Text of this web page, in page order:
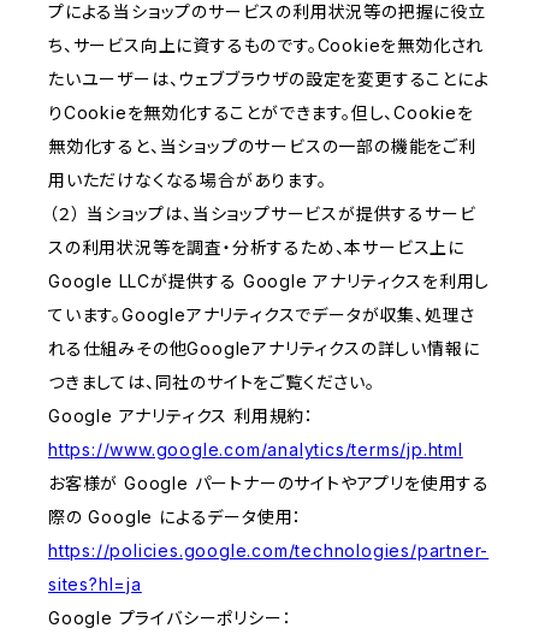
プによる当ショップのサービスの利用状況等の把握に役立
ち、サービス向上に資するものです。Cookieを無効化され
たいユーザーは、ウェブブラウザの設定を変更することによ
りCookieを無効化することができます。但し、Cookieを
無効化すると、当ショップのサービスの一部の機能をご利
用いただけなくなる場合があります。
（２） 当ショップは、当ショップサービスが提供するサービ
スの利用状況等を調査・分析するため、本サービス上に
Google LLCが提供する Google アナリティクスを利用し
ています。Googleアナリティクスでデータが収集、処理さ
れる仕組みその他Googleアナリティクスの詳しい情報に
つきましては、同社のサイトをご覧ください。
Google アナリティクス 利用規約：
https://www.google.com/analytics/terms/jp.html
お客様が Google パートナーのサイトやアプリを使用する
際の Google によるデータ使用：
https://policies.google.com/technologies/partner-
sites?hl=ja
Google プライバシーポリシー：